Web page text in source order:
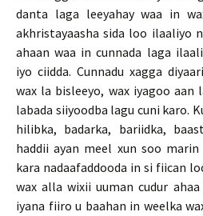
danta laga leeyahay waa in
akhristayaasha sida loo ilaaliyo
ahaan waa in cunnada laga
iyo ciidda. Cunnadu xagga
wax la bisleeyo, wax iyagoo aan
labada siiyoodba lagu cuni karo.
hilibka, badarka, bariidka,
haddii ayan meel xun soo
kara nadaafaddooda in si fiican
wax alla wixii uuman cudur
iyana fiiro u baahan in weelka